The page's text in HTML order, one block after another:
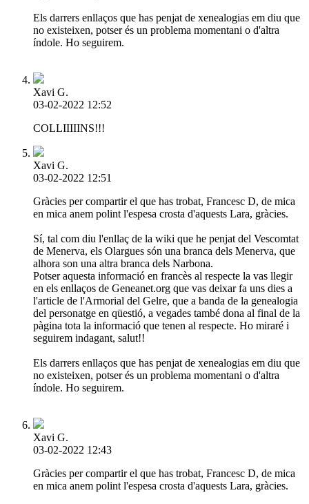
Els darrers enllaços que has penjat de xenealogias em diu que
no existeixen, potser és un problema momentani o d'altra
índole. Ho seguirem.
Xavi G.
03-02-2022 12:52
COLLIIIIINS!!!
Xavi G.
03-02-2022 12:51
Gràcies per compartir el que has trobat, Francesc D, de mica
en mica anem polint l'espesa crosta d'aquests Lara, gràcies.
Sí, tal com diu l'enllaç de la wiki que he penjat del Vescomtat
de Menerva, els Olargues són una branca dels Menerva, que
alhora son una altra branca dels Narbona.
Potser aquesta informació en francès al respecte la vas llegir
en els enllaços de Geneanet.org que vas deixar fa uns dies a
l'article de l'Armorial del Gelre, que a banda de la genealogia
del personatge en qüestió, a vegades també dona al final de la
pàgina tota la informació que tenen al respecte. Ho miraré i
seguirem indagant, salut!!
Els darrers enllaços que has penjat de xenealogias em diu que
no existeixen, potser és un problema momentani o d'altra
índole. Ho seguirem.
Xavi G.
03-02-2022 12:43
Gràcies per compartir el que has trobat, Francesc D, de mica
en mica anem polint l'espesa crosta d'aquests Lara, gràcies.